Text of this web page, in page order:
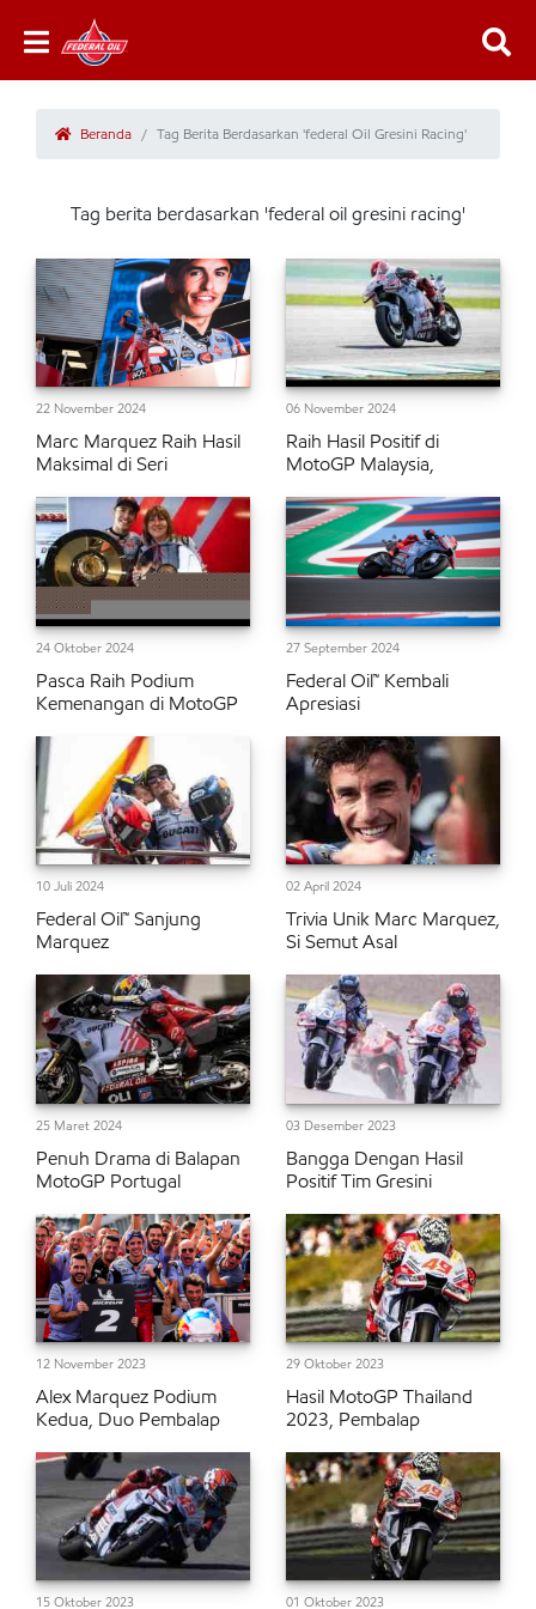
Beranda Tag Berita Berdasarkan 'federal Oil Gresini Racing'
Tag berita berdasarkan 'federal oil gresini racing'
22 November 2024
Marc Marquez Raih Hasil
Maksimal di Seri
06 November 2024
Raih Hasil Positif di
MotoGP Malaysia,
24 Oktober 2024
Pasca Raih Podium
Kemenangan di MotoGP
27 September 2024
Federal Oil™ Kembali
Apresiasi
10 Juli 2024
Federal Oil™ Sanjung
Marquez
02 April 2024
Trivia Unik Marc Marquez,
Si Semut Asal
25 Maret 2024
Penuh Drama di Balapan
MotoGP Portugal
03 Desember 2023
Bangga Dengan Hasil
Positif Tim Gresini
12 November 2023
Alex Marquez Podium
Kedua, Duo Pembalap
29 Oktober 2023
Hasil MotoGP Thailand
2023, Pembalap
15 Oktober 2023 01 Oktober 2023